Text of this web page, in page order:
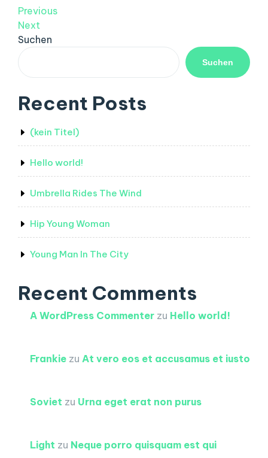
Beitragsnavigation
Previous
Post
Previous
Next
Post
Next
Suchen
Suchen
Recent Posts
(kein Titel)
Hello world!
Umbrella Rides The Wind
Hip Young Woman
Young Man In The City
Recent Comments
A WordPress Commenter zu Hello world!
Frankie zu At vero eos et accusamus et iusto
Soviet zu Urna eget erat non purus
Light zu Neque porro quisquam est qui